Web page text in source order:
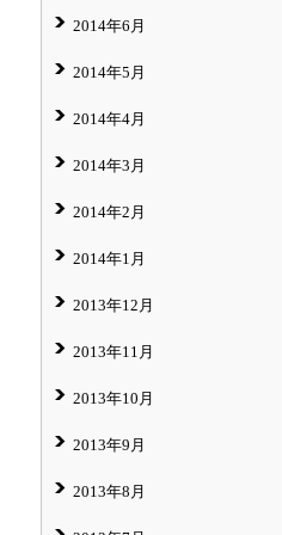
2014年6月
2014年5月
2014年4月
2014年3月
2014年2月
2014年1月
2013年12月
2013年11月
2013年10月
2013年9月
2013年8月